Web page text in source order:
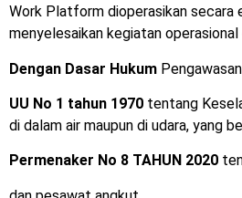
Work Platform dioperasikan secara
menyelesaikan kegiatan
Dengan Dasar Hukum
UU No 1 tahun 1970 tentang
di dalam air maupun di udara, yang
Permenaker No 8 TAHUN 2020